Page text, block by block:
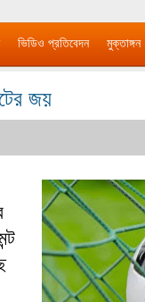
ভিডিও প্রতিবেদন মুক্তাঙ্গন
জয়